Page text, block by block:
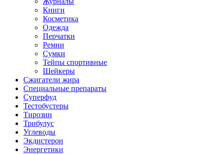
Книги
Косметика
Одежда
Перчатки
Ремни
Сумки
Тейпы спортивные
Шейкеры
Сжигатели жира
Специальные препараты
Суперфуд
Тестобустеры
Тирозин
Трибулус
Углеводы
Экдистерон
Энергетики